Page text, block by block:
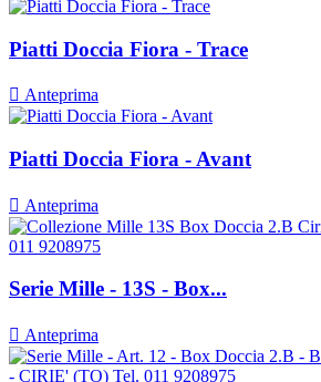
Piatti Doccia Fiora - Trace
 Anteprima
Piatti Doccia Fiora - Avant
 Anteprima
Serie Mille - 13S - Box...
 Anteprima